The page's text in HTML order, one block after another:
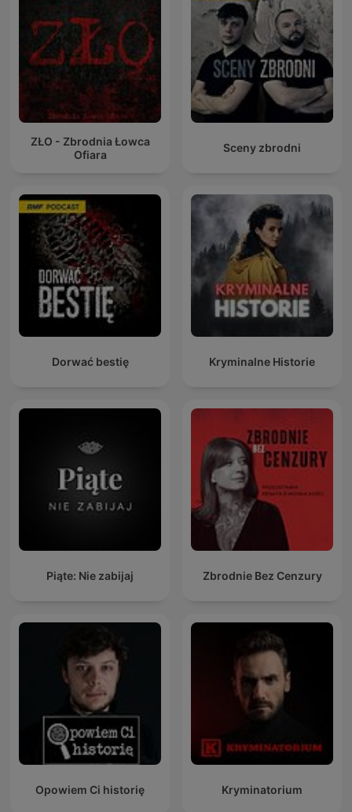
ZŁO - Zbrodnia Łowca
Ofiara
Sceny zbrodni
Dorwać bestię Kryminalne Historie
Piąte: Nie zabijaj Zbrodnie Bez Cenzury
Opowiem Ci historię Kryminatorium